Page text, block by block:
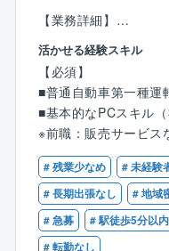
す。
管理対象は10世帯前
世帯を超える高層タ
好立地で一部屋数億
多岐に渡ります。
多様なマンションの
のは、住友不動産グ
らこそ。
住友不動産は新築分
クラスを誇っており、
同社の管理に対する
です。
＜同社の特徴＞
フロント職未経験で
任者資格を取得いただ
資格取得支援や手当
い！
◇充実の福利厚生・
育休産休（もちろん
金の補助制度、資格
グループの横のつな
出産・入学祝い金な
【業務詳細】
分譲マンションの管
オーナー様に対し、
向上の為の提案を行
【具体的には】
管理組合をクライア
サポート業務、改修
備、管理費会計収支
ドバイス等の業務を
す。
活かせる経験スキル
【必須】
■普通自動車第一種運
■基本的なPCスキル（
※前職：販売サービス
【歓迎】
■管理業務主任者
■マンション管理士
# 残業少なめ # 未経験
# 長期出張なし
# 地域
# 急募
# 駅徒歩5分以内
# 転勤なし